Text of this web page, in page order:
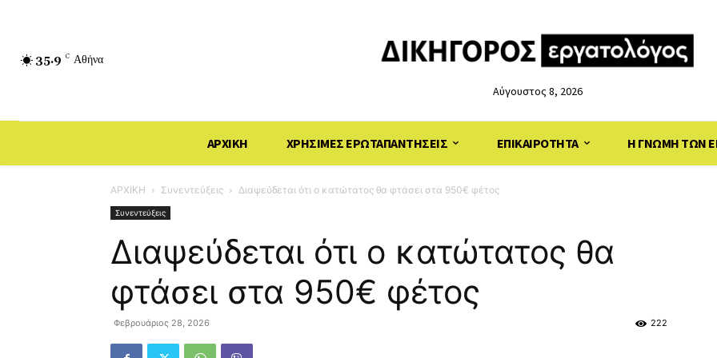
35.9 C Αθήνα
Αύγουστος 8, 2026
ΑΡΧΙΚΗ ΧΡΗΣΙΜΕΣ ΕΡΩΤΑΠΑΝΤΗΣΕΙΣ ΕΠΙΚΑΙΡΟΤΗΤΑ Η ΓΝΩΜΗ ΤΩΝ
ΑΡΧΙΚΗ Συνεντεύξεις Διαψεύδεται ότι ο κατώτατος θα φτάσει στα 950€ φέτος
Συνεντεύξεις
Διαψεύδεται ότι ο κατώτατος θα
φτάσει στα 950€ φέτος
Φεβρουάριος 28, 2026 222